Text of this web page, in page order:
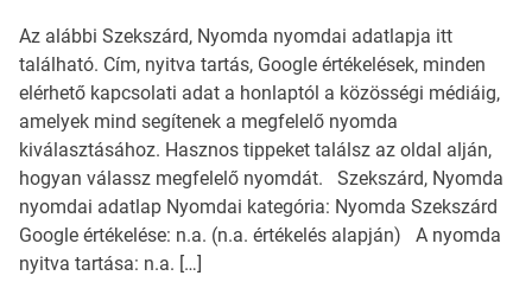
Az alábbi Szekszárd, Nyomda nyomdai adatlapja itt
található. Cím, nyitva tartás, Google értékelések, minden
elérhető kapcsolati adat a honlaptól a közösségi médiáig,
amelyek mind segítenek a megfelelő nyomda
kiválasztásához. Hasznos tippeket találsz az oldal alján,
hogyan válassz megfelelő nyomdát. Szekszárd, Nyomda
nyomdai adatlap Nyomdai kategória: Nyomda Szekszárd
Google értékelése: n.a. (n.a. értékelés alapján) A nyomda
nyitva tartása: n.a. […]